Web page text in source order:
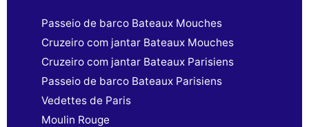
Passeio de barco Bateaux Mouches
Cruzeiro com jantar Bateaux Mouches
Cruzeiro com jantar Bateaux Parisiens
Passeio de barco Bateaux Parisiens
Vedettes de Paris
Moulin Rouge